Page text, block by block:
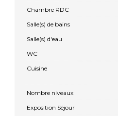
Chambre RDC
Salle(s) de bains
Salle(s) d'eau
WC
Cuisine
Nombre niveaux
Exposition Séjour